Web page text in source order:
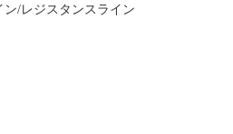
/レジスタンスライン